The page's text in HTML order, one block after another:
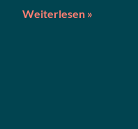
Weiterlesen »